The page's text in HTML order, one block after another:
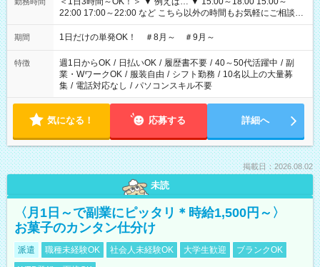
22:00 17:00～22:00 など こちら以外の時間もお気軽にご相談く
ださい！
期間 1日だけの単発OK！ ＃8月～ ＃9月～
特徴 週1日からOK / 日払いOK / 履歴書不要 / 40～50代活躍中 / 副
業・WワークOK / 服装自由 / シフト勤務 / 10名以上の大量募
集 / 電話対応なし / パソコンスキル不要
気になる！ 応募する 詳細へ
掲載日：2026.08.02
未読
〈月1日～で副業にピッタリ＊時給1,500円～〉
お菓子のカンタン仕分け
派遣 職種未経験OK 社会人未経験OK 大学生歓迎
ブランクOK